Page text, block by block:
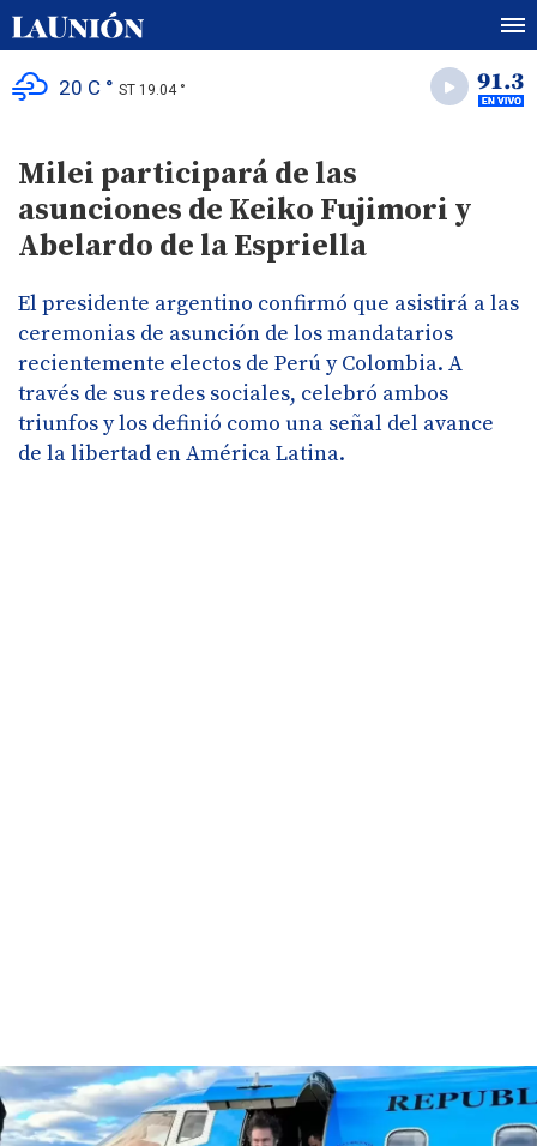
20 C ° ST 19.04 °
Milei participará de las
asunciones de Keiko Fujimori y
Abelardo de la Espriella
El presidente argentino confirmó que asistirá a las
ceremonias de asunción de los mandatarios
recientemente electos de Perú y Colombia. A
través de sus redes sociales, celebró ambos
triunfos y los definió como una señal del avance
de la libertad en América Latina.